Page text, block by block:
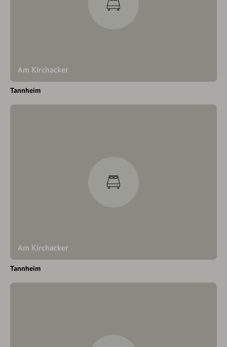
Am Kirchacker
Tannheim
Am Kirchacker
Tannheim